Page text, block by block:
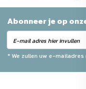
Abonneer je op
* We zullen uw e-